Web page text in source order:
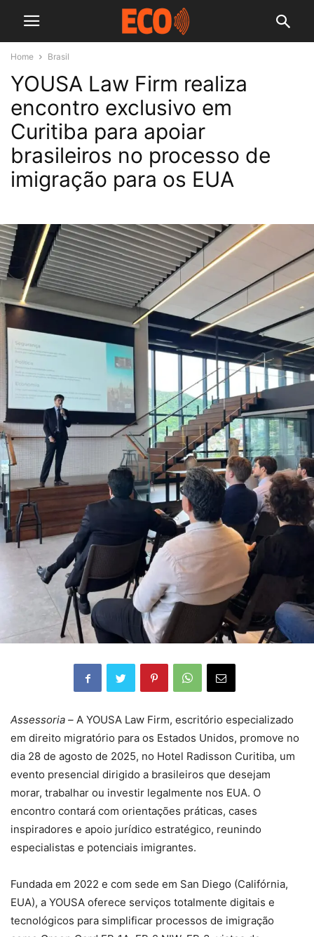
Home Brasil
YOUSA Law Firm realiza
encontro exclusivo em
Curitiba para apoiar
brasileiros no processo de
imigração para os EUA
Assessoria – A YOUSA Law Firm, escritório especializado
em direito migratório para os Estados Unidos, promove no
dia 28 de agosto de 2025, no Hotel Radisson Curitiba, um
evento presencial dirigido a brasileiros que desejam
morar, trabalhar ou investir legalmente nos EUA. O
encontro contará com orientações práticas, cases
inspiradores e apoio jurídico estratégico, reunindo
especialistas e potenciais imigrantes.
Fundada em 2022 e com sede em San Diego (Califórnia,
EUA), a YOUSA oferece serviços totalmente digitais e
tecnológicos para simplificar processos de imigração